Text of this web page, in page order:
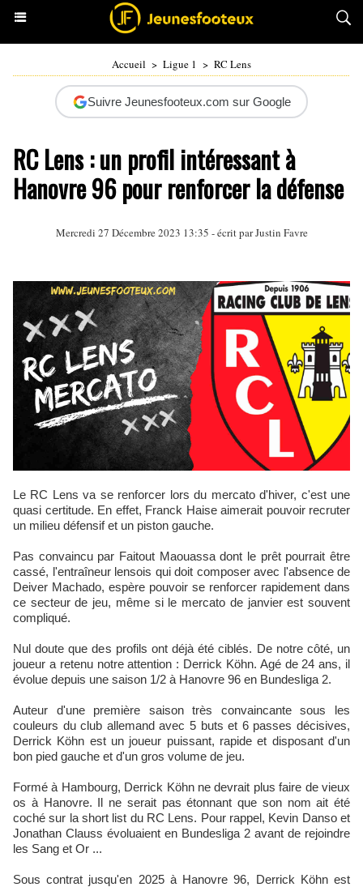
Accueil > Ligue 1 > RC Lens
Suivre Jeunesfooteux.com sur Google
RC Lens : un profil intéressant à
Hanovre 96 pour renforcer la défense
Mercredi 27 Décembre 2023 13:35 - écrit parJustin Favre
Le RC Lens va se renforcer lors du mercato d'hiver, c'est une
quasi certitude. En effet, Franck Haise aimerait pouvoir recruter
un milieu défensif et un piston gauche.
Pas convaincu par Faitout Maouassa dont le prêt pourrait être
cassé, l'entraîneur lensois qui doit composer avec l'absence de
Deiver Machado, espère pouvoir se renforcer rapidement dans
ce secteur de jeu, même si le mercato de janvier est souvent
compliqué.
Nul doute que des profils ont déjà été ciblés. De notre côté, un
joueur a retenu notre attention : Derrick Köhn. Agé de 24 ans, il
évolue depuis une saison 1/2 à Hanovre 96 en Bundesliga 2.
Auteur d'une première saison très convaincante sous les
couleurs du club allemand avec 5 buts et 6 passes décisives,
Derrick Köhn est un joueur puissant, rapide et disposant d'un
bon pied gauche et d'un gros volume de jeu.
Formé à Hambourg, Derrick Köhn ne devrait plus faire de vieux
os à Hanovre. Il ne serait pas étonnant que son nom ait été
coché sur la short list du RC Lens. Pour rappel, Kevin Danso et
Jonathan Clauss évoluaient en Bundesliga 2 avant de rejoindre
les Sang et Or ...
Sous contrat jusqu'en 2025 à Hanovre 96, Derrick Köhn est